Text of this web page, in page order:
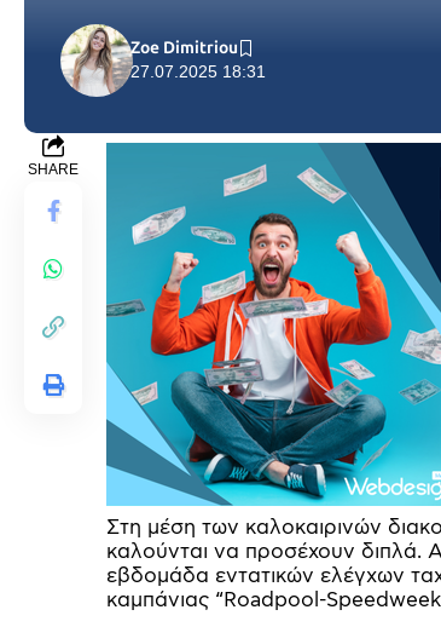
27.07.2025 18:31
Zoe Dimitriou
SHARE
Στη μέση των καλοκαιρινών
καλούνται να προσέχουν διπλά.
εβδομάδα εντατικών ελέγχων
καμπάνιας “Roadpool-